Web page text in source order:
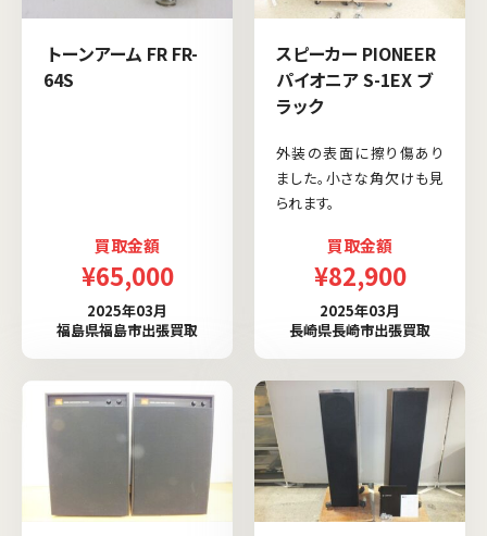
トーンアーム FR FR-
64S
買取金額
¥65,000
2025年03月
福島県福島市出張買取
スピーカー PIONEER
パイオニア S-1EX ブ
ラック
外装の表面に擦り傷あり
ました。小さな角欠けも見
られます。
買取金額
¥82,900
2025年03月
長崎県長崎市出張買取